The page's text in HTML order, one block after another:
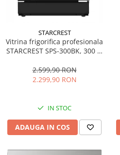
STARCREST
Vitrina frigorifica profesionala
STARCREST SPS-300BK, 300 L,
LED, H 169.5 cm, Negru
2.599,90 RON
2.299,90 RON
IN STOC
ADAUGA IN COS